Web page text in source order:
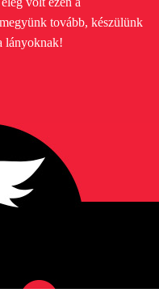
tovább, készülünk
lányoknak!